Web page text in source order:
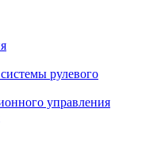
рулевого
управления